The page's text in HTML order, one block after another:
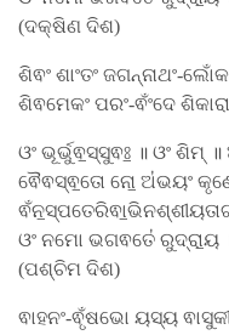
(ଦକ୍ଷିଣ ଦିଶ)
ଶିଵଂ ଶାଂତଂ ଜଗନ୍ନାଥଂ-
ଶିଵମେକଂ ପରଂ-ଵଂଁଦେ
ଓଂ ଭୂର୍ଭୁଵ॒ସ୍ସୁଵଃ॒ ॥ ଓଂ
ଵୈଵସ୍ଵ॒ତୋ ନୋ॒ ଅ॑ଭୟଂ
ଓଂ ନମୋ ଭଗଵତେ॑ ରୁଦ୍ରା॒ୟ
(ପଶ୍ଚିମ ଦିଶ)
ଵାହନଂ-ଵୃଁଷଭୋ ୟସ୍ୟ